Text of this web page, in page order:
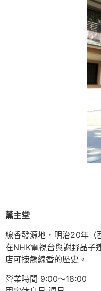
薰主堂
線香發源地，明治20年（
在NHK電視台與謝野晶子
店可接觸線香的歷史。
營業時間 9:00～18:00